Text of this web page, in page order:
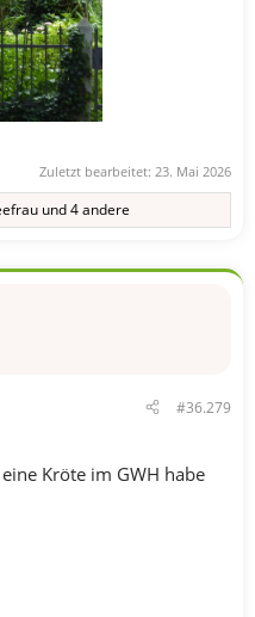
Zuletzt bearbeitet: 23. Mai 2026
und 4 andere
#36.279
Kröte im GWH habe